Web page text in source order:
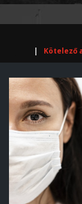
Kötelező